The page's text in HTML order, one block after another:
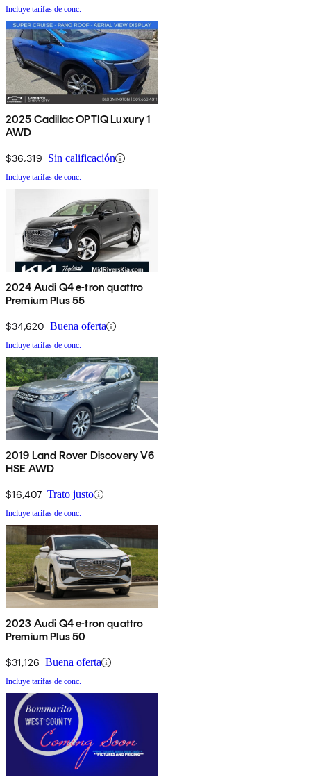
Incluye tarifas de conc.
2025 Cadillac OPTIQ Luxury 1
AWD
$36,319 Sin calificación
Incluye tarifas de conc.
2024 Audi Q4 e-tron quattro
Premium Plus 55
$34,620 Buena oferta
Incluye tarifas de conc.
2019 Land Rover Discovery V6
HSE AWD
$16,407 Trato justo
Incluye tarifas de conc.
2023 Audi Q4 e-tron quattro
Premium Plus 50
$31,126 Buena oferta
Incluye tarifas de conc.